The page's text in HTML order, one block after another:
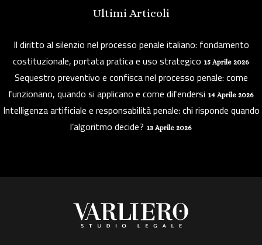
Ultimi Articoli
Il diritto al silenzio nel processo penale italiano: fondamento
costituzionale, portata pratica e uso strategico 15 Aprile 2026
Sequestro preventivo e confisca nel processo penale: come
funzionano, quando si applicano e come difendersi 14 Aprile 2026
Intelligenza artificiale e responsabilità penale: chi risponde quando
l’algoritmo decide? 13 Aprile 2026